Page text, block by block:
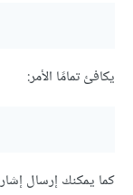
يكافئ تمامًا الأمر:
كما يمكنك إرسال